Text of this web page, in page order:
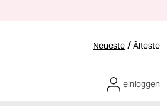
Neueste / Älteste
einloggen